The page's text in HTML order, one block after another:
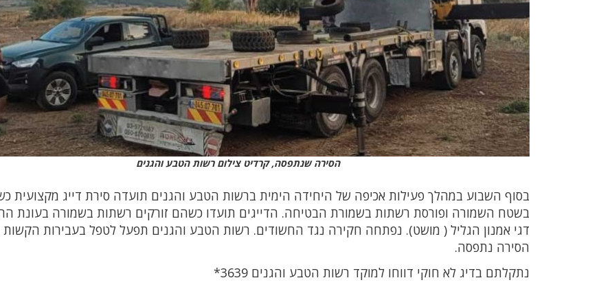
הסירה שנתפסה, קרדיט צילום רשות הטבע והגנים
בסוף השבוע במהלך פעילות אכיפה של היחידה הימית ברשות הטבע והגנים תועדה סירת דייג מקצועית
בשטח השמורה ופורסת רשתות בשמורת הבטיחה. הדייגים תועדו כשהם זורקים רשתות בשמורה בעונת
דגי אמנון הגליל ( מושט). נפתחה חקירה נגד החשודים. רשות הטבע והגנים תפעל לטפל בעבירות
הסירה נתפסה.
נתקלתם בדיג לא חוקי דווחו למוקד רשות הטבע והגנים 3639*